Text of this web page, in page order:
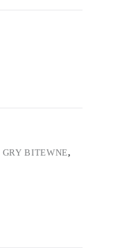
GRY BITEWNE,